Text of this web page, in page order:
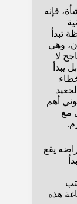
فإنه
تبدأ
وهي
لا
أهم
مع
يقع
هذه